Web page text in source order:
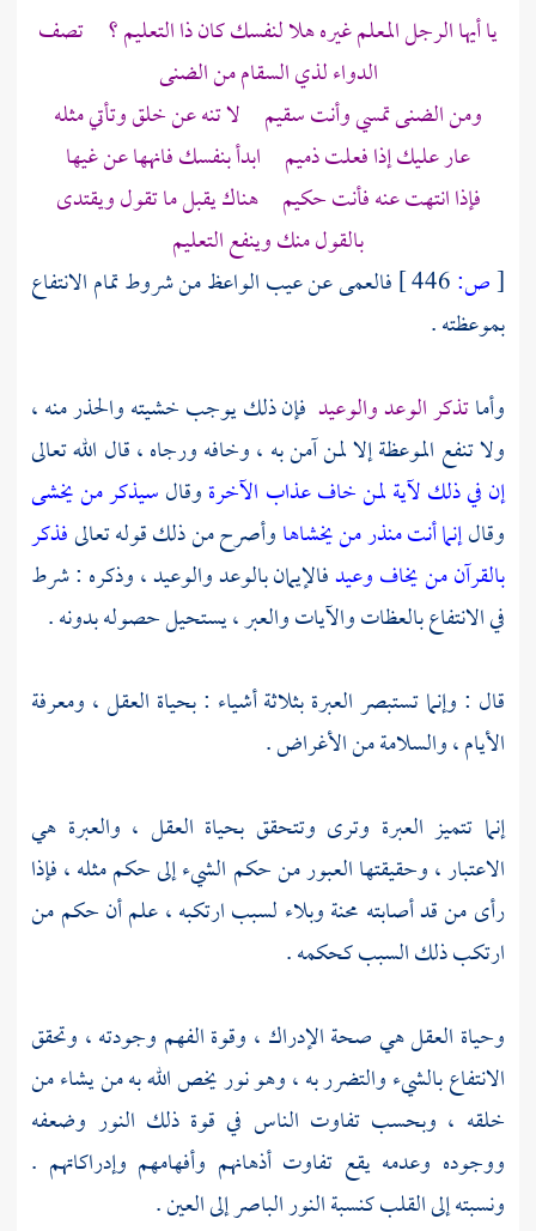
يا أيها الرجل المعلم غيره هلا لنفسك كان ذا التعليم ؟ تصف
الدواء لذي السقام من الضنى
ومن الضنى تمسي وأنت سقيم لا تنه عن خلق وتأتي مثله
عار عليك إذا فعلت ذميم ابدأ بنفسك فانهها عن غيها
فإذا انتهت عنه فأنت حكيم هناك يقبل ما تقول ويقتدى
بالقول منك وينفع التعليم
[ص:
فالعمى عن عيب الواعظ من شروط تمام الانتفاع
بموعظته .
وأماتذكر الوعد والوعيد فإن ذلك يوجب خشيته والحذر منه ،
ولا تنفع الموعظة إلا لمن آمن به ، وخافه ورجاه ، قال الله تعالى
إن في ذلك لآية لمن خاف عذاب الآخرةوقالسيذكر من يخشى
وقالإنما أنت منذر من يخشاهاوأصرح من ذلك قوله تعالىفذكر
بالقرآن من يخاف وعيدفالإيمان بالوعد والوعيد ، وذكره : شرط
في الانتفاع بالعظات والآيات والعبر ، يستحيل حصوله بدونه .
قال : وإنما تستبصر العبرة بثلاثة أشياء : بحياة العقل ، ومعرفة
الأيام ، والسلامة من الأغراض .
إنما تتميز العبرة وترى وتتحقق بحياة العقل ، والعبرة هي
الاعتبار ، وحقيقتها العبور من حكم الشيء إلى حكم مثله ، فإذا
رأى من قد أصابته محنة وبلاء لسبب ارتكبه ، علم أن حكم من
ارتكب ذلك السبب كحكمه .
وحياة العقل هي صحة الإدراك ، وقوة الفهم وجودته ، وتحقق
الانتفاع بالشيء والتضرر به ، وهو نور يخص الله به من يشاء من
خلقه ، وبحسب تفاوت الناس في قوة ذلك النور وضعفه
ووجوده وعدمه يقع تفاوت أذهانهم وأفهامهم وإدراكاتهم .
ونسبته إلى القلب كنسبة النور الباصر إلى العين .